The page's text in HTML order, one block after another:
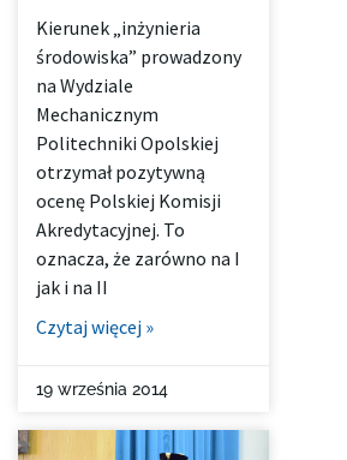
Kierunek „inżynieria
środowiska” prowadzony
na Wydziale
Mechanicznym
Politechniki Opolskiej
otrzymał pozytywną
ocenę Polskiej Komisji
Akredytacyjnej. To
oznacza, że zarówno na I
jak i na II
Czytaj więcej »
19 września 2014